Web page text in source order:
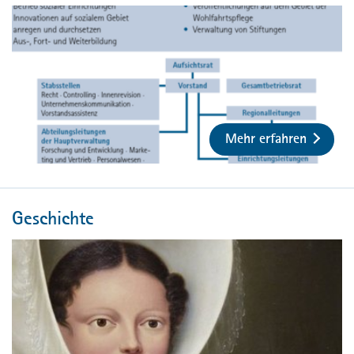
Mehr erfahren
Geschichte